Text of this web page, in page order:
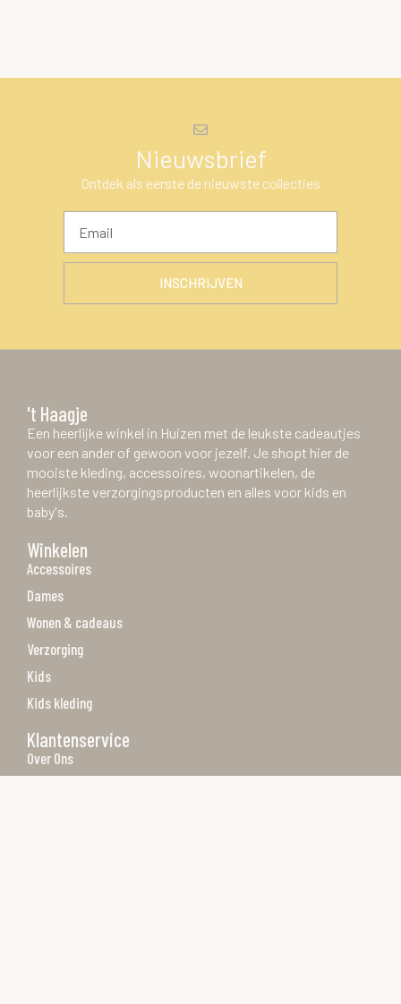
Nieuwsbrief
Ontdek als eerste de nieuwste collecties
INSCHRIJVEN
't Haagje
Een heerlijke winkel in Huizen met de leukste cadeautjes
voor een ander of gewoon voor jezelf. Je shopt hier de
mooiste kleding, accessoires, woonartikelen, de
heerlijkste verzorgingsproducten en alles voor kids en
baby's.
Winkelen
Accessoires
Dames
Wonen & cadeaus
Verzorging
Kids
Kids kleding
Klantenservice
Over Ons